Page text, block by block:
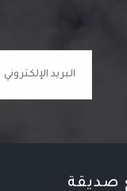
صديقة